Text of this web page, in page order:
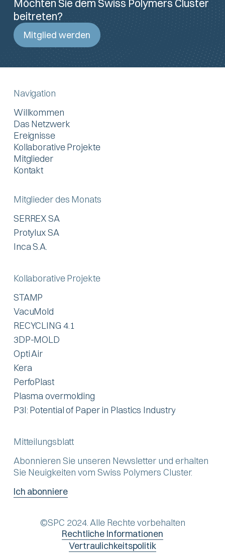
Möchten Sie dem Swiss Polymers Cluster
beitreten?
Mitglied werden
Navigation
Willkommen
Das Netzwerk
Ereignisse
Kollaborative Projekte
Mitglieder
Kontakt
Mitglieder des Monats
SERREX SA
Protylux SA
Inca S.A.
Kollaborative Projekte
STAMP
VacuMold
RECYCLING 4.1
3DP-MOLD
Opti Air
Kera
PerfoPlast
Plasma overmolding
P3I: Potential of Paper in Plastics Industry
Mitteilungsblatt
Abonnieren Sie unseren Newsletter und erhalten
Sie Neuigkeiten vom Swiss Polymers Cluster.
Ich abonniere
©SPC 2024. Alle Rechte vorbehalten
Rechtliche Informationen
Vertraulichkeitspolitik